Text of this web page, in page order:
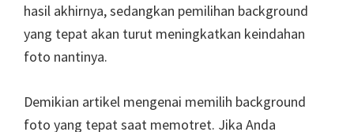
hasil akhirnya, sedangkan pemilihan background
yang tepat akan turut meningkatkan keindahan
foto nantinya.
Demikian artikel mengenai memilih background
foto yang tepat saat memotret. Jika Anda